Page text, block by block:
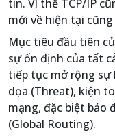
tin. Vì thế TCP/IP
mới về hiện tại
Mục tiêu đầu tiên
sự ổn định của tất
tiếp tục mở rộng sự
dọa (Threat), kiện
mạng, đặc biệt bảo
(Global Routing).